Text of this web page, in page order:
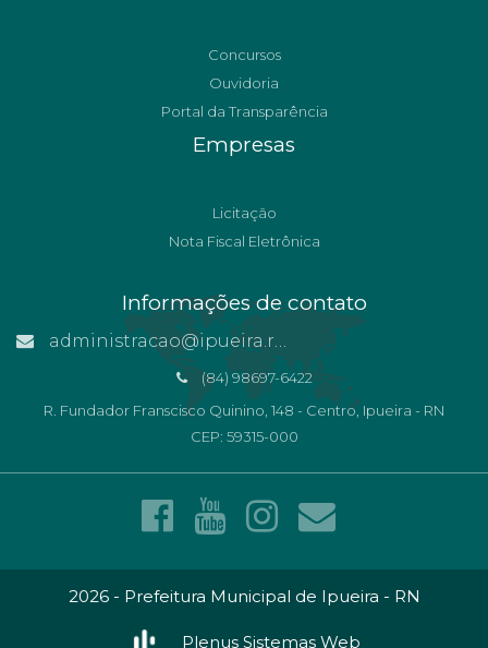
Concursos
Ouvidoria
Portal da Transparência
Empresas
Licitação
Nota Fiscal Eletrônica
Informações de contato
administracao@ipueira.rn.gov.br
(84) 98697-6422
R. Fundador Franscisco Quinino, 148 - Centro, Ipueira - RN
CEP: 59315-000
2026 - Prefeitura Municipal de Ipueira - RN
Plenus Sistemas Web